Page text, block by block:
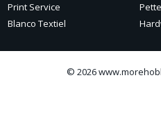
Print Service
Blanco Textiel
© 2026